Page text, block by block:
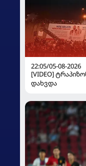
22:05/05-08-2026
[VIDEO]
დახვდა